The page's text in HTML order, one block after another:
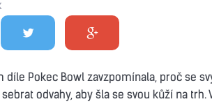
díle Pokec Bowl zavzpomínala, proč se
odvahy, aby šla se svou kůží na trh.